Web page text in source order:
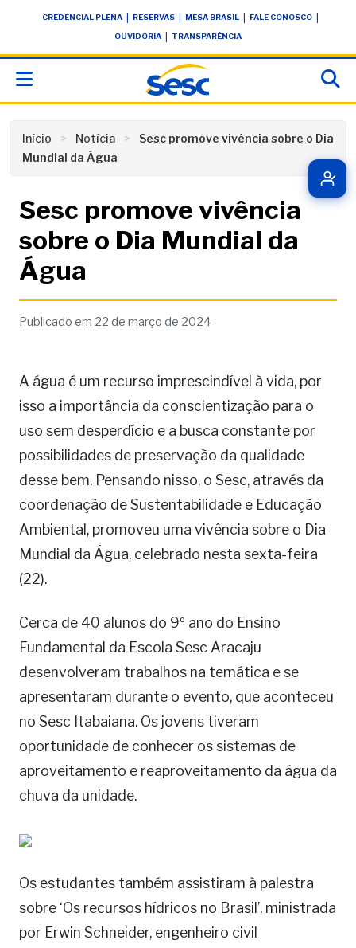
conteúdoCREDENCIAL PLENA RESERVAS MESA BRASIL FALE CONOSCO
OUVIDORIA TRANSPARÊNCIA
Início Notícia
Sesc promove vivência sobre o Dia
Mundial da Água
Sesc promove vivência
sobre o Dia Mundial da
Água
Publicado em 22 de março de 2024
A água é um recurso imprescindível à vida, por
isso a importância da conscientização para o
uso sem desperdício e a busca constante por
possibilidades de preservação da qualidade
desse bem. Pensando nisso, o Sesc, através da
coordenação de Sustentabilidade e Educação
Ambiental, promoveu uma vivência sobre o Dia
Mundial da Água, celebrado nesta sexta-feira
(22).
Cerca de 40 alunos do 9º ano do Ensino
Fundamental da Escola Sesc Aracaju
desenvolveram trabalhos na temática e se
apresentaram durante o evento, que aconteceu
no Sesc Itabaiana. Os jovens tiveram
oportunidade de conhecer os sistemas de
aproveitamento e reaproveitamento da água da
chuva da unidade.
Os estudantes também assistiram à palestra
sobre ‘Os recursos hídricos no Brasil’, ministrada
por Erwin Schneider, engenheiro civil